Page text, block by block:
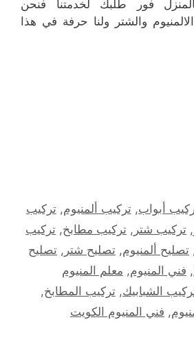
فور طلبك لخدمتنا فنحن
والشتر ولنا حرفة في هذا
أبواب,تركيب ألمنيوم,تركيب
, تركيب شتر , تركيب مطابخ, تركيب
تصليح ألمنيوم, تصليح شتر , تصليح
, فني المنيوم, معلم المنيوم
الشبابيك,تركيب المطابخ,
, فني المنيوم الكويت